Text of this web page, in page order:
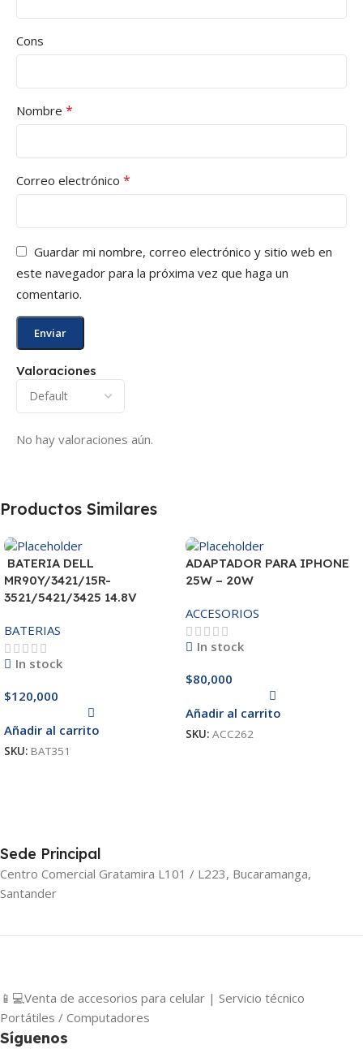
Valoraciones
No hay valoraciones aún.
Cons
Nombre *
Correo electrónico *
Guardar mi nombre, correo electrónico y sitio web en
este navegador para la próxima vez que haga un
comentario.
Productos Similares
BATERIA DELL
MR90Y/3421/15R-
3521/5421/3425 14.8V
BATERIAS
In stock
$120,000
Añadir al carrito
SKU: BAT351
ADAPTADOR PARA IPHONE
25W – 20W
ACCESORIOS
In stock
$80,000
Añadir al carrito
SKU: ACC262
Sede Principal
Centro Comercial Gratamira L101 / L223, Bucaramanga,
Santander
📱💻Venta de accesorios para celular | Servicio técnico
Portátiles / Computadores
Síguenos